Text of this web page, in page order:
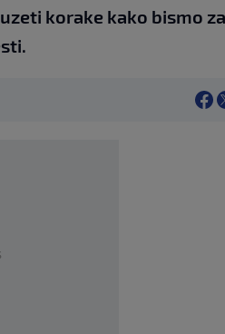
korake kako bismo